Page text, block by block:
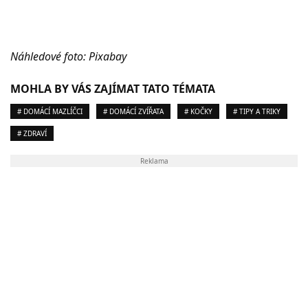
Náhledové foto: Pixabay
MOHLA BY VÁS ZAJÍMAT TATO TÉMATA
# DOMÁCÍ MAZLÍČCI # DOMÁCÍ ZVÍŘATA # KOČKY # TIPY A TRIKY
# ZDRAVÍ
Reklama